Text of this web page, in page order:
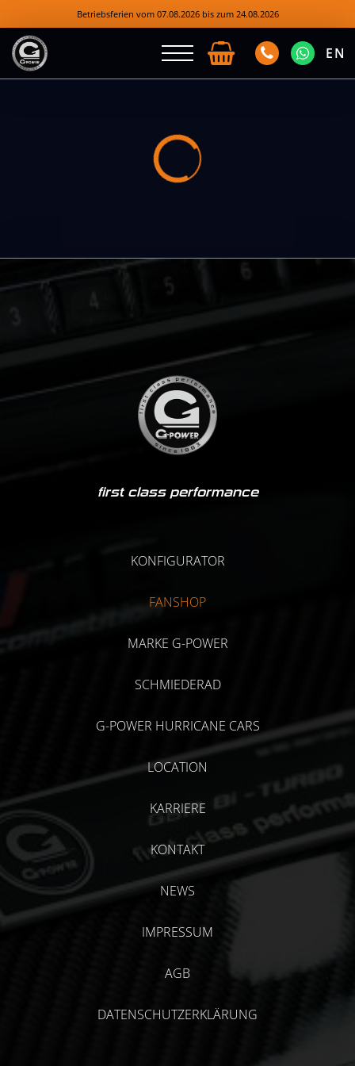
Betriebsferien vom 07.08.2026 bis zum 24.08.2026
EN
first class performance
KONFIGURATOR
FANSHOP
MARKE G-POWER
SCHMIEDERAD
G-POWER HURRICANE CARS
LOCATION
KARRIERE
KONTAKT
NEWS
IMPRESSUM
AGB
DATENSCHUTZERKLÄRUNG